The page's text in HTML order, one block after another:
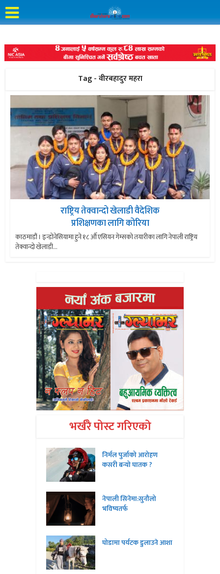
Tag - वीरबहादुर महरा
राष्ट्रिय तेक्वान्दो खेलाडी वैदेशिक
प्रशिक्षणका लागि कोरिया
काठमाडौं । इन्डोनेसियामा हुने १८ औँ एसियन गेम्सको तयारीका लागि नेपाली राष्ट्रिय
तेक्वान्दो खेलाडी...
भर्खरै पोस्ट गरिएको
निर्मल पुर्जाको आरोहण
कसरी बन्यो घातक ?
नेपाली सिनेमा:सुनौलो
भविष्यतर्फ
घोडामा पर्यटक डुलाउने आशा